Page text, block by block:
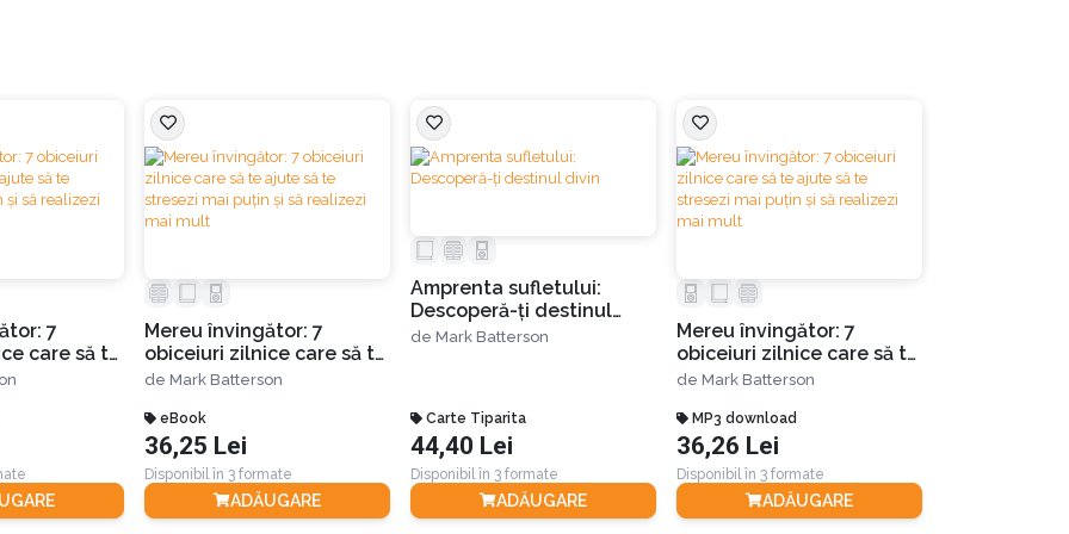
vază plină cu flori, moment în care toată lumea își întoarce privirea spre el???
are o zi extrem de proastă.
prietenește, spunându-i că „o zi proastă nu trebuie să se încheie la fel” și îl invită la o plimbare. Însă,
să plouă...
și nu se mai amărăște pentru orice mic inconvenient. Astfel, acesta le spune norilor:
cum o faci TU să fie.
poți face!”
poate controla norii de ploaie, sau oamenii răutăcioși, care vor râde uneori de el pe parcursul vieții, are în
7
care să te
mai
Mereu învingător: 7
obiceiuri zilnice care să te
ajute să te stresezi mai
mult
de Mark Batterson
eBook
36,25 Lei
Disponibil în 3 formate
ADĂUGARE
Amprenta sufletului:
Descoperă-ți destinul
divin
de Mark Batterson
Carte Tiparita
44,40 Lei
Disponibil în 3 formate
ADĂUGARE
Mereu învingător: 7
obiceiuri zilnice care să te
ajute să te stresezi mai
mult
de Mark Batterson
MP3 download
36,26 Lei
Disponibil în 3 formate
ADĂUGARE